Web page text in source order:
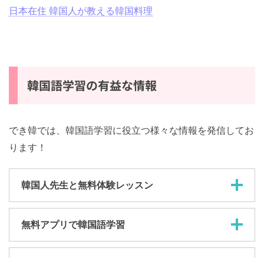
日本在住 韓国人が教える韓国料理
韓国語学習の有益な情報
でき韓では、韓国語学習に役立つ様々な情報を発信してお
ります！
韓国人先生と無料体験レッスン
無料アプリで韓国語学習